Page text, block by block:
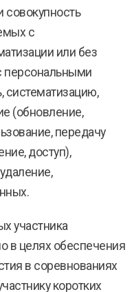
совокупность
с
или без
персональными
систематизацию,
(обновление,
передачу
доступ),
участника
в целях обеспечения
в соревнованиях
коротких